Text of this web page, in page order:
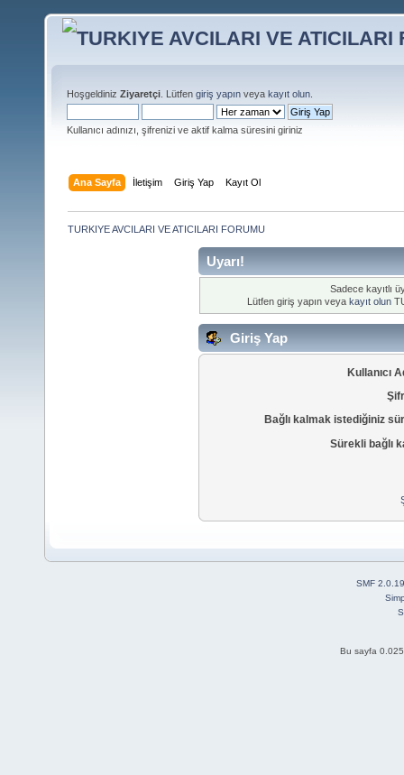
Hoşgeldiniz Ziyaretçi . Lütfen giriş yapın veya kayıt olun
Kullanıcı adınızı, şifrenizi ve aktif kalma süresini giriniz
Ana Sayfa İletişim Giriş Yap Kayıt Ol
TURKIYE AVCILARI VE ATICILARI FORUMU
Uyarı!
Sadece kayıtlı
Lütfen giriş yapın veya kayıt olun
Giriş Yap
Kullanıcı
Bağlı kalmak istediğiniz
Sürekli bağlı
SMF 2.0.19
Bu sayfa